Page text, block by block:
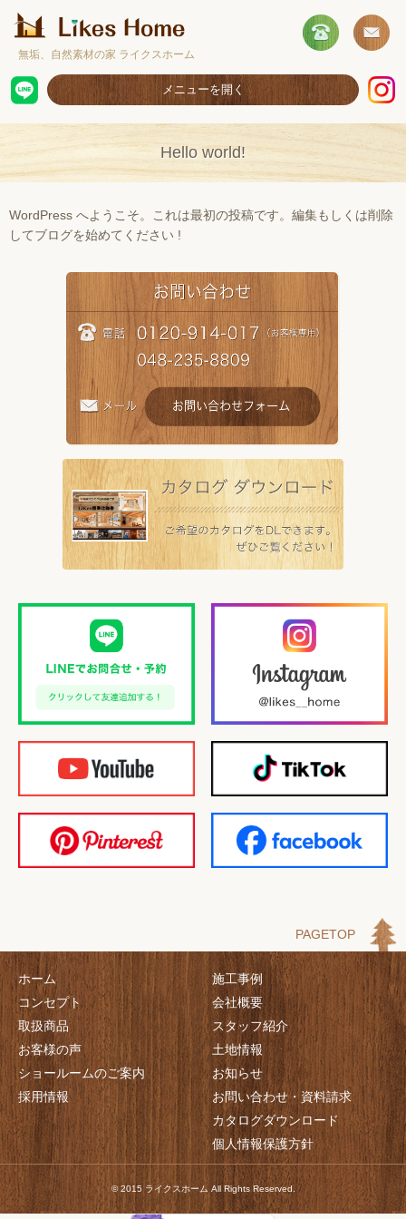
無垢、自然素材の家 ライクスホーム
メニューを開く
ホーム
コンセプト
取扱商品
お客様の声
ショールームのご案内
Hello world!
WordPress へようこそ。これは最初の投稿です。編集もしくは削除
してブログを始めてください !
PAGETOP
ホーム
コンセプト
取扱商品
お客様の声
ショールームのご案内
採用情報
施工事例
会社概要
スタッフ紹介
土地情報
お知らせ
お問い合わせ・資料請求
カタログダウンロード
個人情報保護方針
© 2015 ライクスホーム All Rights Reserved.